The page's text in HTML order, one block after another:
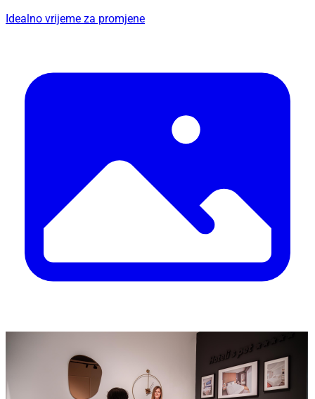
Idealno vrijeme za promjene